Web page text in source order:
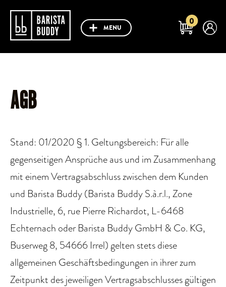
MENU
0
AGB
Stand: 01/2020 § 1. Geltungsbereich: Für alle
gegenseitigen Ansprüche aus und im Zusammenhang
mit einem Vertragsabschluss zwischen dem Kunden
und Barista Buddy (Barista Buddy S.à.r.l., Zone
Industrielle, 6, rue Pierre Richardot, L-6468
Echternach oder Barista Buddy GmbH & Co. KG,
Buserweg 8, 54666 Irrel) gelten stets diese
allgemeinen Geschäftsbedingungen in ihrer zum
Zeitpunkt des jeweiligen Vertragsabschlusses gültigen